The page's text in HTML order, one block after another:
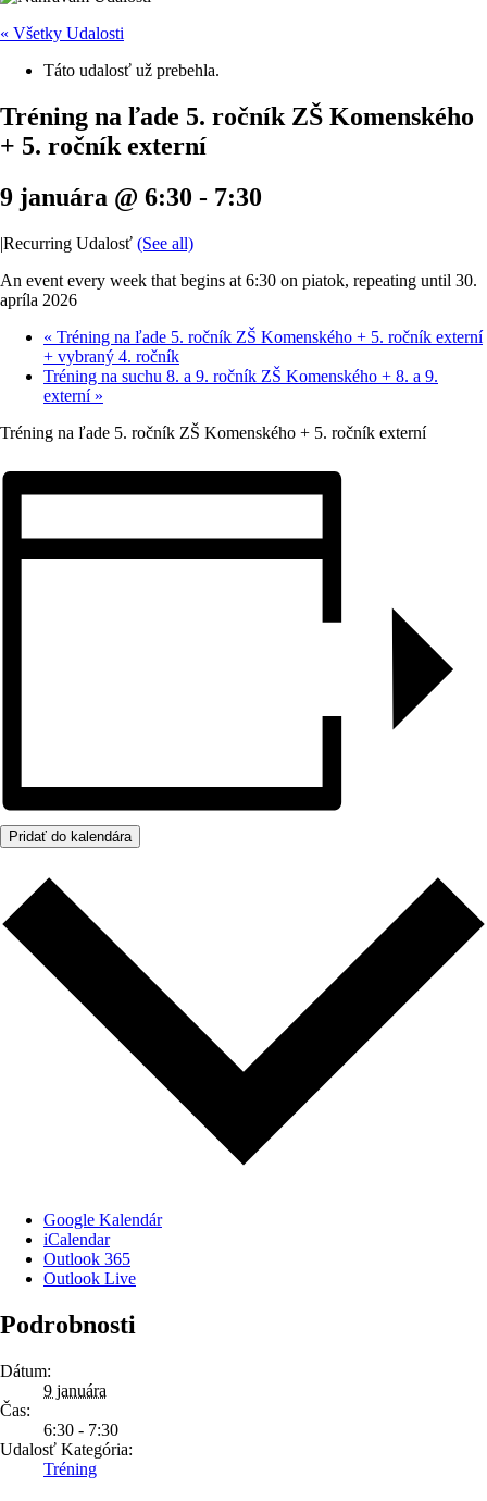
« Všetky Udalosti
Táto udalosť už prebehla.
Tréning na ľade 5. ročník ZŠ Komenského
+ 5. ročník externí
9 januára @ 6:30 - 7:30
|Recurring Udalosť (See all)
An event every week that begins at 6:30 on piatok, repeating until 30.
apríla 2026
« Tréning na ľade 5. ročník ZŠ Komenského + 5. ročník externí
+ vybraný 4. ročník
Tréning na suchu 8. a 9. ročník ZŠ Komenského + 8. a 9.
externí »
Tréning na ľade 5. ročník ZŠ Komenského + 5. ročník externí
Pridať do kalendára
Google Kalendár
iCalendar
Outlook 365
Outlook Live
Podrobnosti
Dátum:
9 januára
Čas:
6:30 - 7:30
Udalosť Kategória:
Tréning